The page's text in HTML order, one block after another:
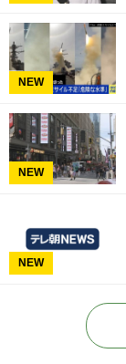
NEW
NEW
NEW